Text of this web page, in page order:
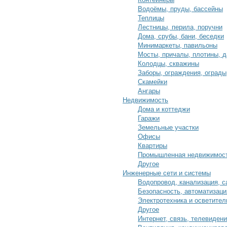
Водоёмы, пруды, бассейны
Теплицы
Лестницы, перила, поручни
Дома, срубы, бани, беседки
Минимаркеты, павильоны
Мосты, причалы, плотины,
Колодцы, скважины
Заборы, ограждения, ограды
Скамейки
Ангары
Недвижимость
Дома и коттеджи
Гаражи
Земельные участки
Офисы
Квартиры
Промышленная
Другое
Инженерные сети и системы
Водопровод, канализация,
Безопасность,
Электротехника и
Другое
Интернет, связь,